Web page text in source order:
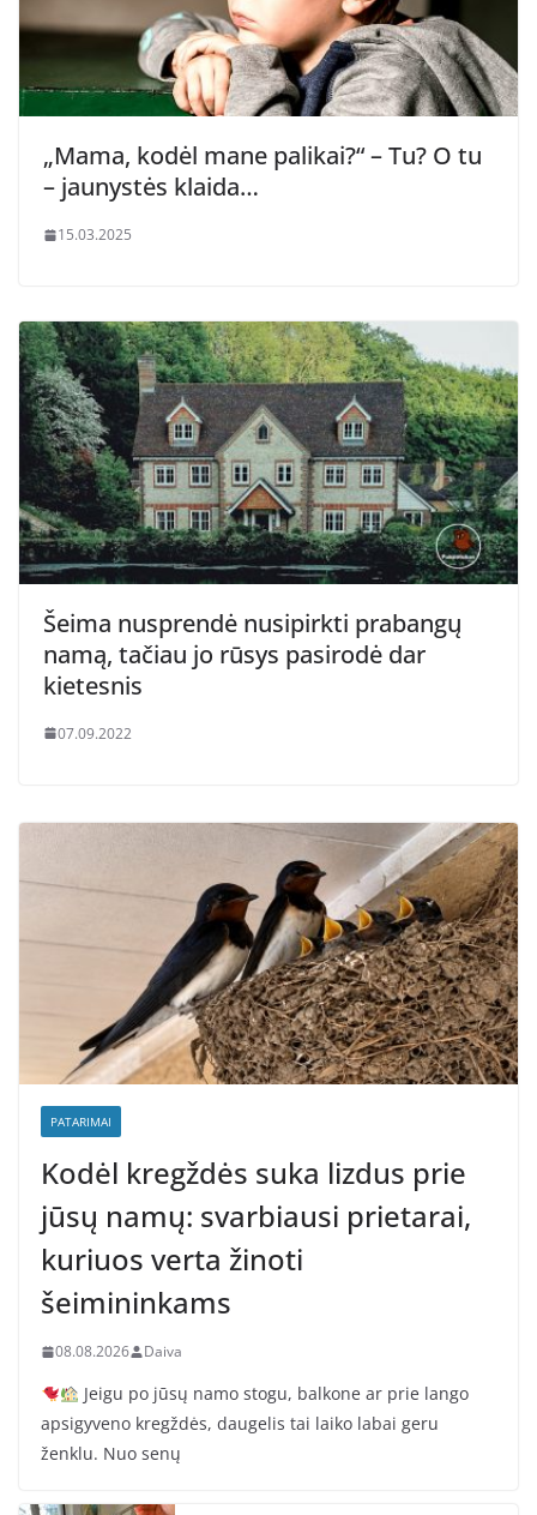
„Mama, kodėl mane palikai?“ – Tu? O tu
– jaunystės klaida…
15.03.2025
Šeima nusprendė nusipirkti prabangų
namą, tačiau jo rūsys pasirodė dar
kietesnis
07.09.2022
PATARIMAI
Kodėl kregždės suka lizdus prie
jūsų namų: svarbiausi prietarai,
kuriuos verta žinoti
šeimininkams
08.08.2026 Daiva
Jeigu po jūsų namo stogu, balkone ar prie lango
apsigyveno kregždės, daugelis tai laiko labai geru
ženklu. Nuo senų